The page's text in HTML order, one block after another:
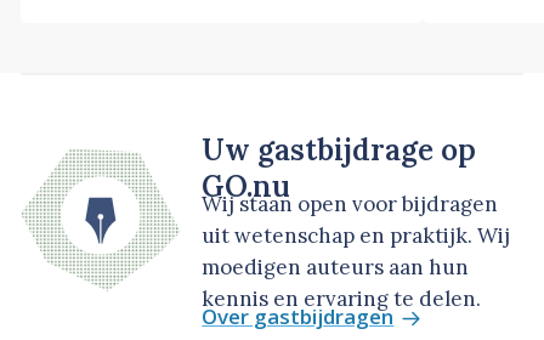
Uw gastbijdrage op
GO.nu
Wij staan open voor bijdragen
uit wetenschap en praktijk. Wij
moedigen auteurs aan hun
kennis en ervaring te delen.
Over gastbijdragen